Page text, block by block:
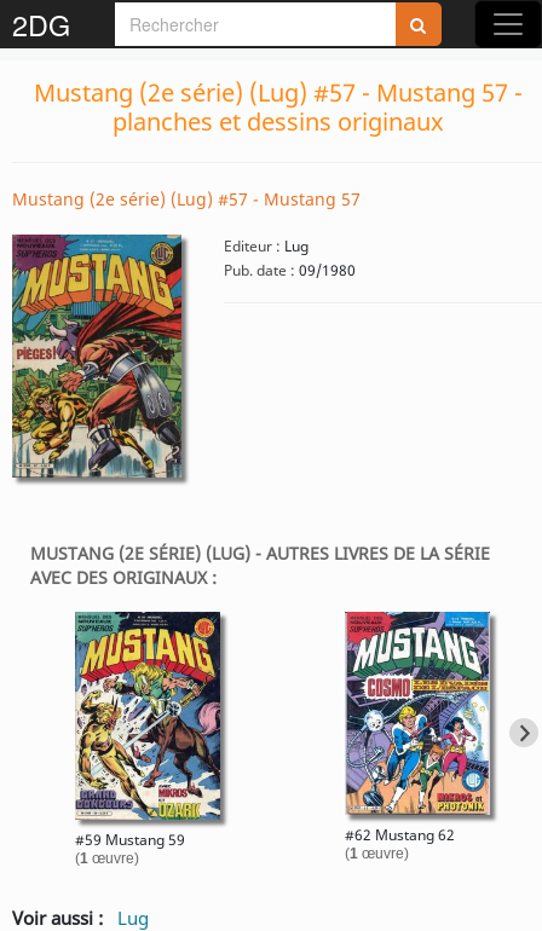
2DG
Mustang (2e série) (Lug) #57 - Mustang 57 -
planches et dessins originaux
Mustang (2e série) (Lug) #57 - Mustang 57
Editeur : Lug
Pub. date : 09/1980
MUSTANG (2E SÉRIE) (LUG) - AUTRES LIVRES DE LA SÉRIE
AVEC DES ORIGINAUX :
#59 Mustang 59
(1œuvre)
#62 Mustang 62
(1 œuvre)
Voir aussi : Lug